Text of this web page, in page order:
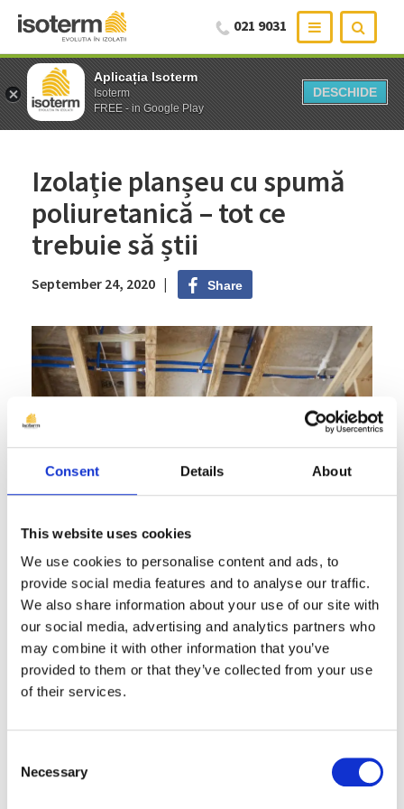
Aplicația Isoterm
Isoterm
FREE - in Google Play
DESCHIDE
Aplicația Isoterm
Isoterm
FREE - in Google Play
DESCHIDE
Consent Details About
This website uses cookies
We use cookies to personalise content and ads, to
provide social media features and to analyse our traffic.
We also share information about your use of our site with
our social media, advertising and analytics partners who
may combine it with other information that you’ve
provided to them or that they’ve collected from your use
of their services.
Selection
Necessary
021 9031
Izolație planșeu cu spumă
poliuretanică – tot ce
trebuie să știi
September 24, 2020 | Share
Sinteza articolului
Izolarea planșeului este o soluție
esențială pentru prevenirea pierderilor
de căldură și menținerea confortului
termic al locuinței, contribuind
semnificativ la reducerea costurilor